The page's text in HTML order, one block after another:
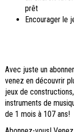
prêt
Avec juste un
venez en découvrir
jeux de
instruments de
de 1 mois à 107 ans!